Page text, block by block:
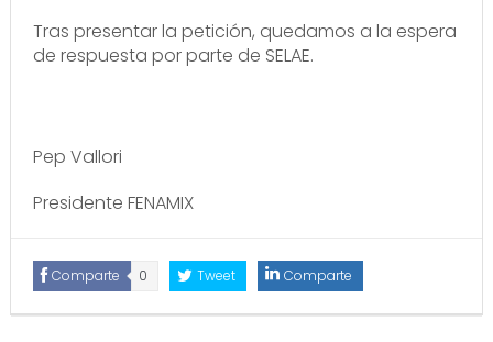
Tras presentar la petición, quedamos a la espera
de respuesta por parte de SELAE.
Pep Vallori
Presidente FENAMIX
Comparte 0 Tweet Comparte